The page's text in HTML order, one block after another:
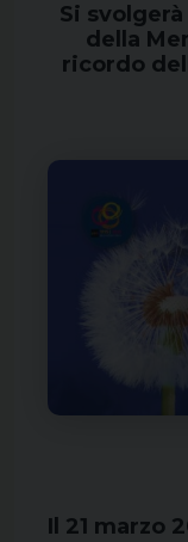
Si
della
ricordo
Il 21 marzo